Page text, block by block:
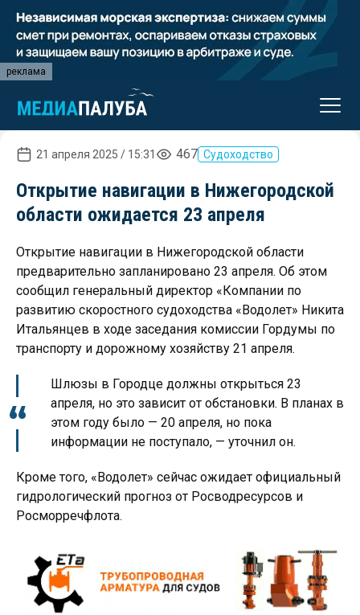
реклама
21 апреля 2025 / 15:31 467 Судоходство
Открытие навигации в Нижегородской
области ожидается 23 апреля
Открытие навигации в Нижегородской области
предварительно запланировано 23 апреля. Об этом
сообщил генеральный директор «Компании по
развитию скоростного судоходства «Водолет» Никита
Итальянцев в ходе заседания комиссии Гордумы по
транспорту и дорожному хозяйству 21 апреля.
Шлюзы в Городце должны открыться 23
апреля, но это зависит от обстановки. В планах в
этом году было — 20 апреля, но пока
информации не поступало, — уточнил он.
Кроме того, «Водолет» сейчас ожидает официальный
гидрологический прогноз от Росводресурсов и
Росморречфлота.